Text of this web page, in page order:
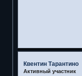
Квентин Тарантино
Активный участник